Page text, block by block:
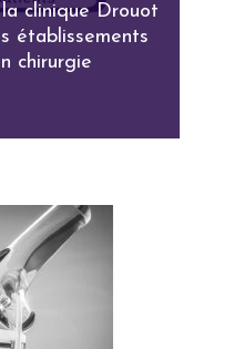
clinique Drouot
établissements
chirurgie